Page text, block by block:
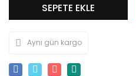
SEPETE EKLE
Aynı gün kargo